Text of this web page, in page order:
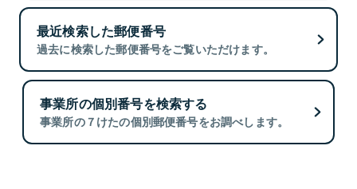
最近検索した郵便番号
過去に検索した郵便番号をご覧いただけます。
事業所の個別番号を検索する
事業所の７けたの個別郵便番号をお調べします。